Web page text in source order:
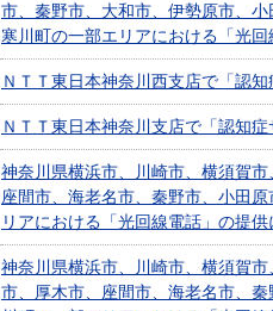
市、秦野市、大和市、伊勢原市、
寒川町の一部エリアにおける「光
ＮＴＴ東日本神奈川西支店で「認
ＮＴＴ東日本神奈川支店で「認知
神奈川県横浜市、川崎市、横須賀
座間市、海老名市、秦野市、小田
リアにおける「光回線電話」の提
神奈川県横浜市、川崎市、横須賀
市、厚木市、座間市、海老名市、